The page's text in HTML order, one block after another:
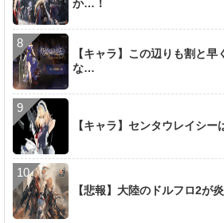
か…！
【キャラ】この辺りも割と早
な…
【キャラ】センタウレイシ
【悲報】大陸のドルフロ2が